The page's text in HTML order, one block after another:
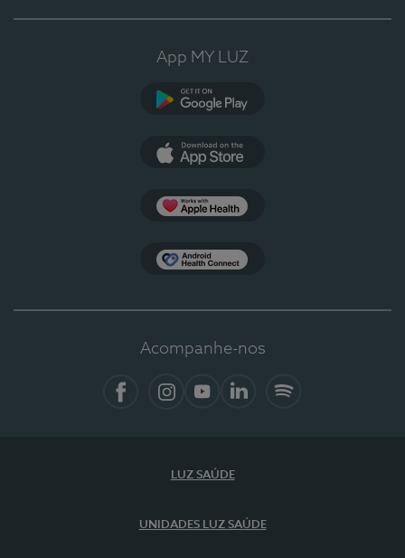
App MY LUZ
Acompanhe-nos
LUZ SAÚDE
UNIDADES LUZ SAÚDE